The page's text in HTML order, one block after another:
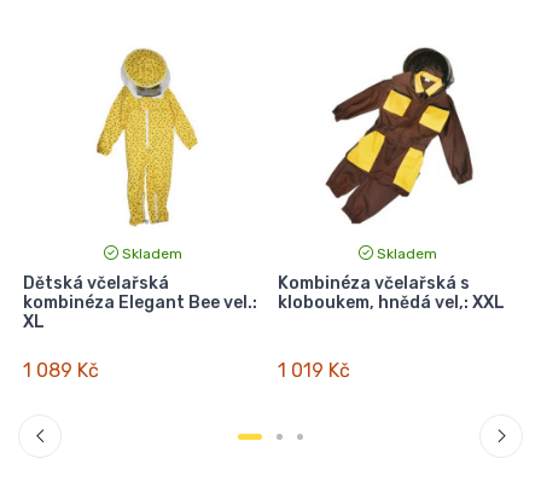
Skladem
Dětská včelařská
kombinéza Elegant Bee vel.:
XL
1 089 Kč
Skladem
Kombinéza včelařská s
kloboukem, hnědá vel,: XXL
1 019 Kč